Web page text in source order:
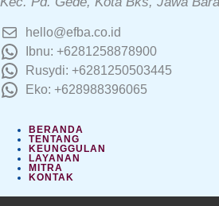
hello@efba.co.id
Ibnu: +6281258878900
Rusydi: +6281250503445
Eko: +628988396065
BERANDA
TENTANG
KEUNGGULAN
LAYANAN
MITRA
KONTAK